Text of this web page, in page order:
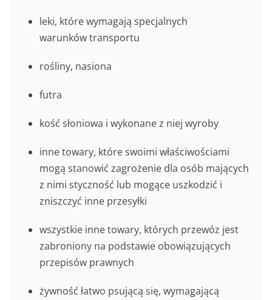
leki, które wymagają specjalnych
warunków transportu
rośliny, nasiona
futra
kość słoniowa i wykonane z niej wyroby
inne towary, które swoimi właściwościami
mogą stanowić zagrożenie dla osób mających
z nimi styczność lub mogące uszkodzić i
zniszczyć inne przesyłki
wszystkie inne towary, których przewóz jest
zabroniony na podstawie obowiązujących
przepisów prawnych
żywność łatwo psującą się, wymagającą